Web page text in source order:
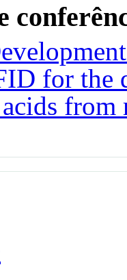
for the
from